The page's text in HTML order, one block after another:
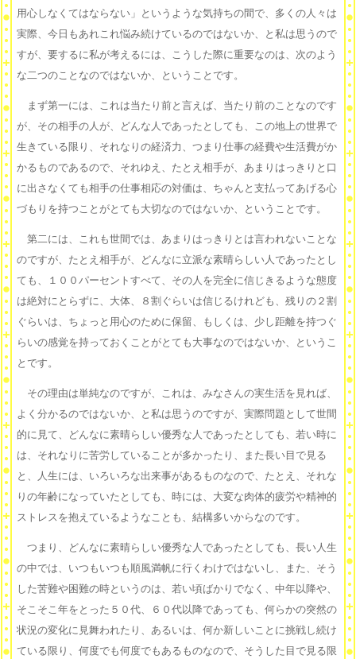
用心しなくてはならない」というような気持ちの間で、多くの人々は
実際、今日もあれこれ悩み続けているのではないか、と私は思うので
すが、要するに私が考えるには、こうした際に重要なのは、次のよう
な二つのことなのではないか、ということです。
まず第一には、これは当たり前と言えば、当たり前のことなのです
が、その相手の人が、どんな人であったとしても、この地上の世界で
生きている限り、それなりの経済力、つまり仕事の経費や生活費がか
かるものであるので、それゆえ、たとえ相手が、あまりはっきりと口
に出さなくても相手の仕事相応の対価は、ちゃんと支払ってあげる心
づもりを持つことがとても大切なのではないか、ということです。
第二には、これも世間では、あまりはっきりとは言われないことな
のですが、たとえ相手が、どんなに立派な素晴らしい人であったとし
ても、１００パーセントすべて、その人を完全に信じきるような態度
は絶対にとらずに、大体、８割ぐらいは信じるけれども、残りの２割
ぐらいは、ちょっと用心のために保留、もしくは、少し距離を持つぐ
らいの感覚を持っておくことがとても大事なのではないか、というこ
とです。
その理由は単純なのですが、これは、みなさんの実生活を見れば、
よく分かるのではないか、と私は思うのですが、実際問題として世間
的に見て、どんなに素晴らしい優秀な人であったとしても、若い時に
は、それなりに苦労していることが多かったり、また長い目で見る
と、人生には、いろいろな出来事があるものなので、たとえ、それな
りの年齢になっていたとしても、時には、大変な肉体的疲労や精神的
ストレスを抱えているようなことも、結構多いからなのです。
つまり、どんなに素晴らしい優秀な人であったとしても、長い人生
の中では、いつもいつも順風満帆に行くわけではないし、また、そう
した苦難や困難の時というのは、若い頃ばかりでなく、中年以降や、
そこそこ年をとった５０代、６０代以降であっても、何らかの突然の
状況の変化に見舞われたり、あるいは、何か新しいことに挑戦し続け
ている限り、何度でも何度でもあるものなので、そうした目で見る限